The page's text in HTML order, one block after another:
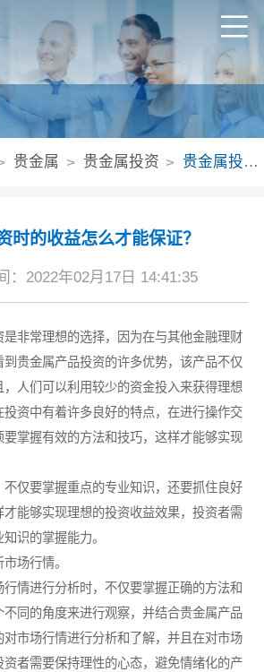
贵金属 贵金属投资 贵金属投资时的收益怎么才能保证？
时的收益怎么才能保证？
：2022年02月17日 14:41:35
是非常理想的选择，因为在与其他金融理财
贵金属产品投资的许多优势，该产品不仅
人们可以利用较少的资金投入来获得理想
资中有着许多良好的特点，在进行操作交
掌握有效的方法和技巧，这样才能够实现
不仅要掌握重点的专业知识，还要抓住良好
能够实现理想的投资收益效果，投资者需
识的掌握能力。
场行情。
情进行分析时，不仅要掌握正确的方法和
同的角度来进行观察，并结合贵金属产品
市场行情进行分析和了解，并且在对市场
者需要保持理性的心态，避免情绪化的产